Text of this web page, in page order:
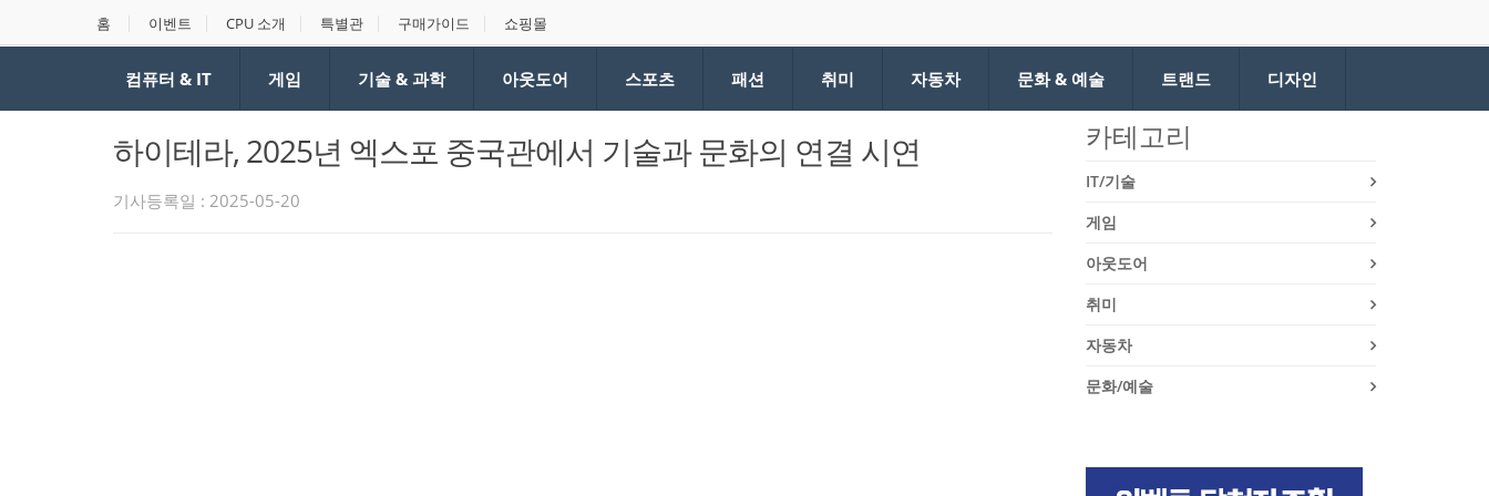
홈 이벤트 CPU 소개 특별관 구매가이드 쇼핑몰
컴퓨터 & IT 게임 기술 & 과학 아웃도어 스포츠 패션 취미 자동차 문화 & 예술 트랜드 디자인
하이테라, 2025년 엑스포 중국관에서 기술과 문화의 연결 시연
기사등록일 : 2025-05-20
카테고리
IT/기술
게임
아웃도어
취미
자동차
문화/예술